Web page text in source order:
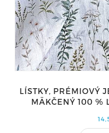
LÍSTKY, PRÉMIOVÝ
MÄKČENÝ 100 %